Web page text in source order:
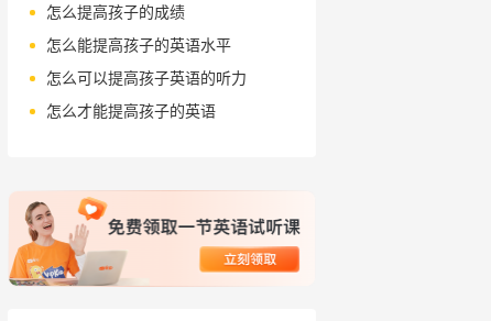
怎么提高孩子的成绩
怎么能提高孩子的英语水平
怎么可以提高孩子英语的听力
怎么才能提高孩子的英语